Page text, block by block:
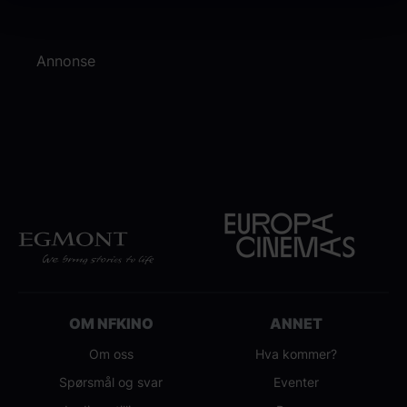
Annonse
OM NFKINO
Om oss
Spørsmål og svar
ANNET
Hva kommer?
Eventer